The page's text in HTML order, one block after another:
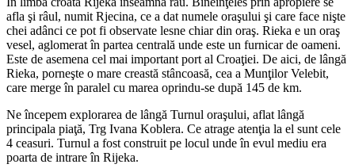
afla şi râul, numit Rjecina, ce a dat numele oraşului şi care face nişte
chei adânci ce pot fi observate lesne chiar din oraş. Rieka e un oraş
vesel, aglomerat în partea centrală unde este un furnicar de oameni.
Este de asemena cel mai important port al Croaţiei. De aici, de lângă
Rieka, porneşte o mare creastă stâncoasă, cea a Munţilor Velebit,
care merge în paralel cu marea oprindu-se după 145 de km.
Ne începem explorarea de lângă Turnul oraşului, aflat lângă
principala piaţă, Trg Ivana Koblera. Ce atrage atenţia la el sunt cele
4 ceasuri. Turnul a fost construit pe locul unde în evul mediu era
poarta de intrare în Rijeka.